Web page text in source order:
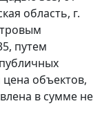
область, г.
путем
объектов,
в сумме не